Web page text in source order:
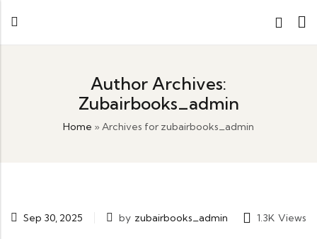
Author Archives:
Zubairbooks_admin
Home » Archives for zubairbooks_admin
Sep 30, 2025 by zubairbooks_admin 1.3K Views